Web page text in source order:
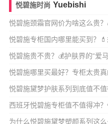
悦碧施时尚 Yuebishi
悦碧施颈霜官网价为啥这么贵？
悦碧施专柜国内哪里能买到？
吗？🔥
悦碧施贵不贵？💰护肤界的“爱
悦碧施哪里买最好？专柜太贵
秘！
悦碧施黛梦护肤系列到底值不
西班牙悦碧施专柜值不值得冲
为什么悦碧施黛梦塑颜系列这